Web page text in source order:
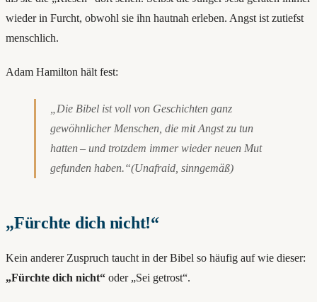
wieder in Furcht, obwohl sie ihn hautnah erleben. Angst ist zutiefst
menschlich.
Adam Hamilton hält fest:
„Die Bibel ist voll von Geschichten ganz
gewöhnlicher Menschen, die mit Angst zu tun
hatten – und trotzdem immer wieder neuen Mut
gefunden haben.“(Unafraid, sinngemäß)
„Fürchte dich nicht!“
Kein anderer Zuspruch taucht in der Bibel so häufig auf wie dieser:
„Fürchte dich nicht“ oder „Sei getrost“.